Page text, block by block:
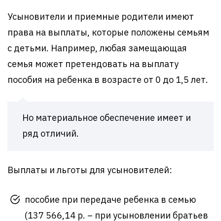
Усыновители и приемные родители имеют
права на выплаты, которые положены семьям
с детьми. Например, любая замещающая
семья может претендовать на выплату
пособия на ребенка в возрасте от 0 до 1,5 лет.
Но материальное обеспечение имеет и
ряд отличий.
Выплаты и льготы для усыновителей:
пособие при передаче ребенка в семью
(137 566,14 р. – при усыновлении братьев